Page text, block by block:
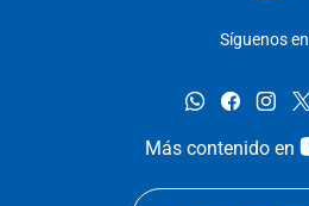
Síguenos
whatsapp
Más contenido en